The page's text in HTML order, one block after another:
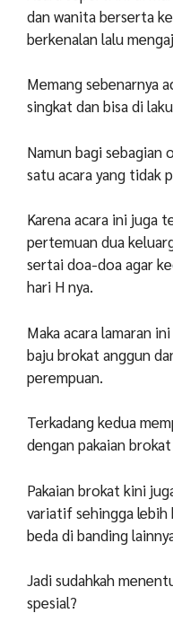
dan wanita berserta
berkenalan lalu
Memang sebenarnya
singkat dan bisa di
Namun bagi sebagian
satu acara yang tidak
Karena acara ini juga
pertemuan dua
sertai doa-doa agar
hari H nya.
Maka acara lamaran
baju brokat anggun
perempuan.
Terkadang kedua
dengan pakaian
Pakaian brokat kini
variatif sehingga lebih
beda di banding
Jadi sudahkah
spesial?